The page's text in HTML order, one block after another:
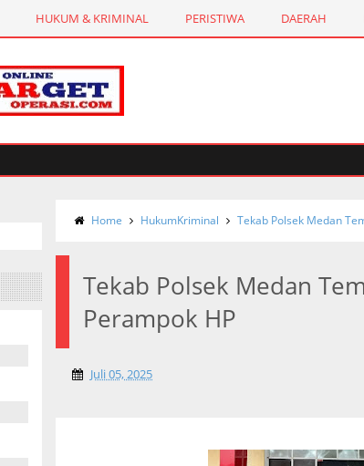
HUKUM & KRIMINAL PERISTIWA DAERAH
Home HukumKriminal Tekab Polsek Medan
Tekab Polsek Medan
Perampok HP
Juli 05, 2025